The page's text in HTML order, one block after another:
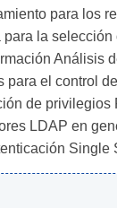
para los
la
Análisis
el control
de
LDAP en
Single